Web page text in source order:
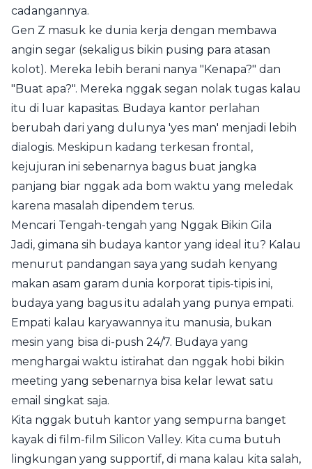
cadangannya.
Gen Z masuk ke dunia kerja dengan membawa
angin segar (sekaligus bikin pusing para atasan
kolot). Mereka lebih berani nanya "Kenapa?" dan
"Buat apa?". Mereka nggak segan nolak tugas kalau
itu di luar kapasitas. Budaya kantor perlahan
berubah dari yang dulunya 'yes man' menjadi lebih
dialogis. Meskipun kadang terkesan frontal,
kejujuran ini sebenarnya bagus buat jangka
panjang biar nggak ada bom waktu yang meledak
karena masalah dipendem terus.
Mencari Tengah-tengah yang Nggak Bikin Gila
Jadi, gimana sih budaya kantor yang ideal itu? Kalau
menurut pandangan saya yang sudah kenyang
makan asam garam dunia korporat tipis-tipis ini,
budaya yang bagus itu adalah yang punya empati.
Empati kalau karyawannya itu manusia, bukan
mesin yang bisa di-push 24/7. Budaya yang
menghargai waktu istirahat dan nggak hobi bikin
meeting yang sebenarnya bisa kelar lewat satu
email singkat saja.
Kita nggak butuh kantor yang sempurna banget
kayak di film-film Silicon Valley. Kita cuma butuh
lingkungan yang supportif, di mana kalau kita salah,